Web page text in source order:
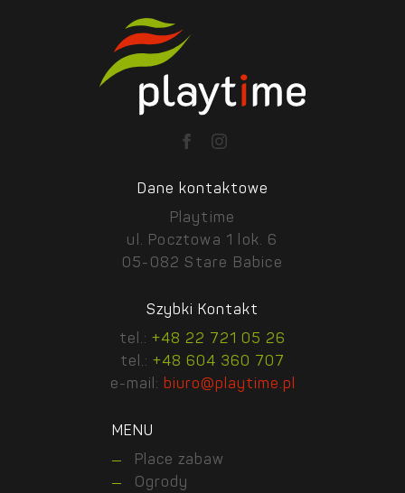
Dane kontaktowe
Playtime
ul. Pocztowa 1 lok. 6
05-082 Stare Babice
Szybki Kontakt
tel.: +48 22 721 05 26
tel.: +48 604 360 707
e-mail: biuro@playtime.pl
MENU
Place zabaw
Ogrody